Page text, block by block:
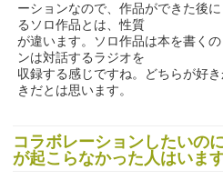
ーションなので、作品ができた後
るソロ作品とは、性質
が違います。ソロ作品は本を書く
ンは対話するラジオを
収録する感じですね。どちらが好
きだとは思います。
コラボレーションしたいの
が起こらなかった人はいま